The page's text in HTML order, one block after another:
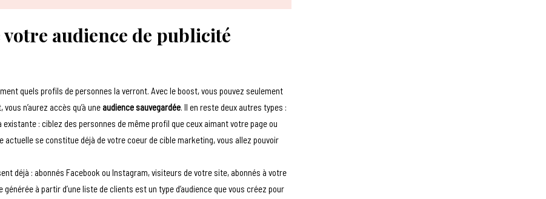
audience de publicité
quels profils de personnes la verront. Avec le boost, vous pouvez seulement
n’aurez accès qu’à une audience sauvegardée. Il en reste deux autres types :
: ciblez des personnes de même profil que ceux aimant votre page ou
se constitue déjà de votre coeur de cible marketing, vous allez pouvoir
déjà : abonnés Facebook ou Instagram, visiteurs de votre site, abonnés à votre
à partir d’une liste de clients est un type d’audience que vous créez pour